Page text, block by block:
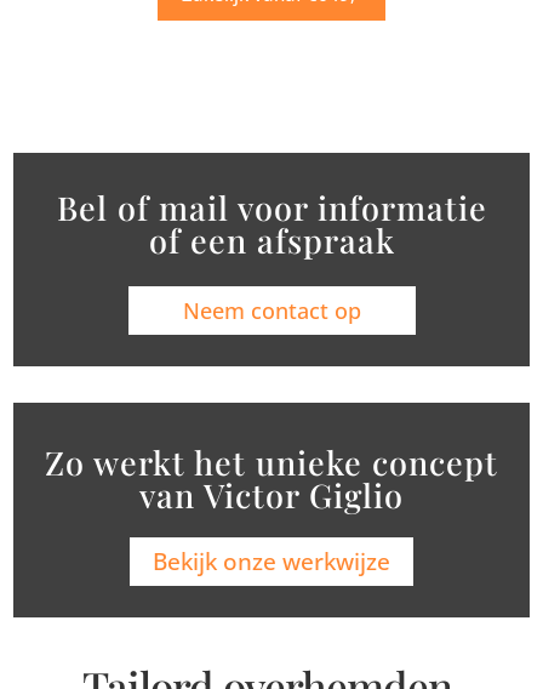
Bel of mail voor informatie
of een afspraak
Neem contact op
Zo werkt het unieke concept
van Victor Giglio
Bekijk onze werkwijze